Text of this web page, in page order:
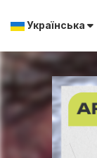
Українська